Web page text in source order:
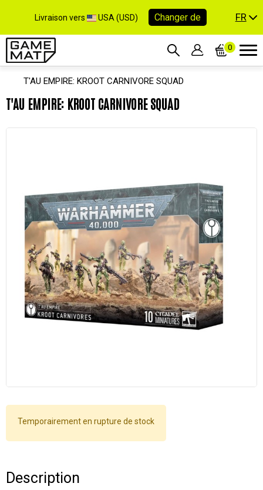
Livraison vers USA (USD) Changer de FR
0
T'AU EMPIRE: KROOT CARNIVORE SQUAD
T'AU EMPIRE: KROOT CARNIVORE SQUAD
Temporairement en rupture de stock
Description